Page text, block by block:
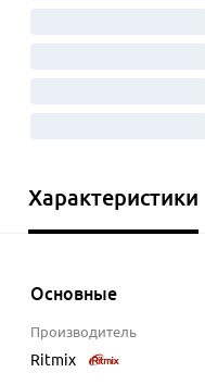
Характеристики
Основные
Производитель
Ritmix